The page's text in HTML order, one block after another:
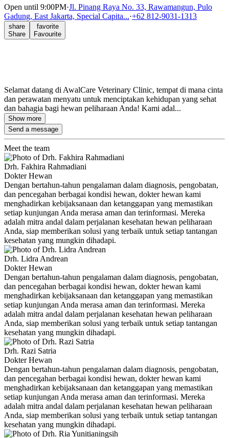
Open until 9:00PM·Jl. Pinang Raya No. 33, Rawamangun, Pulo
Gadung, East Jakarta, Special Capita...·+62 812-9031-1313
share
Share
favorite
Favourite
Selamat datang di AwalCare Veterinary Clinic, tempat di mana cinta
dan perawatan menyatu untuk menciptakan kehidupan yang sehat
dan bahagia bagi hewan peliharaan Anda! Kami adal...
Show more
Send a message
Meet the team
Drh. Fakhira Rahmadiani
Dokter Hewan
Dengan bertahun-tahun pengalaman dalam diagnosis, pengobatan,
dan pencegahan berbagai kondisi hewan, dokter hewan kami
menghadirkan kebijaksanaan dan ketanggapan yang memastikan
setiap kunjungan Anda merasa aman dan terinformasi. Mereka
adalah mitra andal dalam perjalanan kesehatan hewan peliharaan
Anda, siap memberikan solusi yang terbaik untuk setiap tantangan
kesehatan yang mungkin dihadapi.
Drh. Lidra Andrean
Dokter Hewan
Dengan bertahun-tahun pengalaman dalam diagnosis, pengobatan,
dan pencegahan berbagai kondisi hewan, dokter hewan kami
menghadirkan kebijaksanaan dan ketanggapan yang memastikan
setiap kunjungan Anda merasa aman dan terinformasi. Mereka
adalah mitra andal dalam perjalanan kesehatan hewan peliharaan
Anda, siap memberikan solusi yang terbaik untuk setiap tantangan
kesehatan yang mungkin dihadapi.
Drh. Razi Satria
Dokter Hewan
Dengan bertahun-tahun pengalaman dalam diagnosis, pengobatan,
dan pencegahan berbagai kondisi hewan, dokter hewan kami
menghadirkan kebijaksanaan dan ketanggapan yang memastikan
setiap kunjungan Anda merasa aman dan terinformasi. Mereka
adalah mitra andal dalam perjalanan kesehatan hewan peliharaan
Anda, siap memberikan solusi yang terbaik untuk setiap tantangan
kesehatan yang mungkin dihadapi.